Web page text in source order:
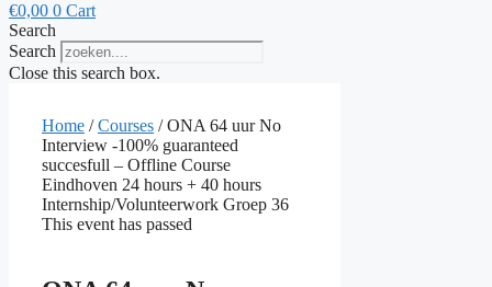
€0,00 0 Cart
Search
Search
Close this search box.
Home /Courses / ONA 64 uur No
Interview -100% guaranteed
succesfull – Offline Course
Eindhoven 24 hours + 40 hours
Internship/Volunteerwork Groep 36
This event has passed